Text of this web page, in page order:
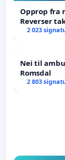
Opprop fra
Reverser
til2 023
Nei til
Romsdal
2 803